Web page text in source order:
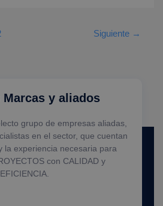
Siguiente →
Marcas y aliados
grupo de empresas aliadas,
en el sector, que cuentan
la experiencia necesaria para
con CALIDAD y
EFICIENCIA.